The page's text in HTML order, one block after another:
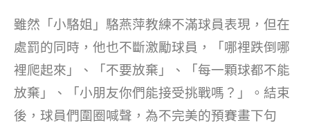
雖然「小駱姐」駱燕萍教練不滿球員表現，但在
處罰的同時，他也不斷激勵球員，「哪裡跌倒哪
裡爬起來」、「不要放棄」、「每一顆球都不能
放棄」、「小朋友你們能接受挑戰嗎？」。結束
後，球員們圍圈喊聲，為不完美的預賽畫下句